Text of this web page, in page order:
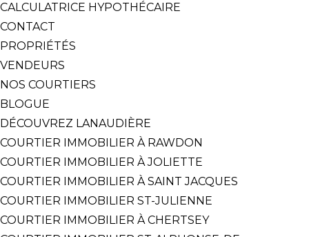
CALCULATRICE HYPOTHÉCAIRE
CONTACT
PROPRIÉTÉS
VENDEURS
NOS COURTIERS
BLOGUE
DÉCOUVREZ LANAUDIÈRE
COURTIER IMMOBILIER À RAWDON
COURTIER IMMOBILIER À JOLIETTE
COURTIER IMMOBILIER À SAINT JACQUES
COURTIER IMMOBILIER ST-JULIENNE
COURTIER IMMOBILIER À CHERTSEY